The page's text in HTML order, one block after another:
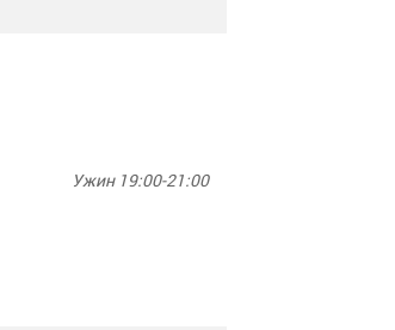
Ужин 19:00-21:00